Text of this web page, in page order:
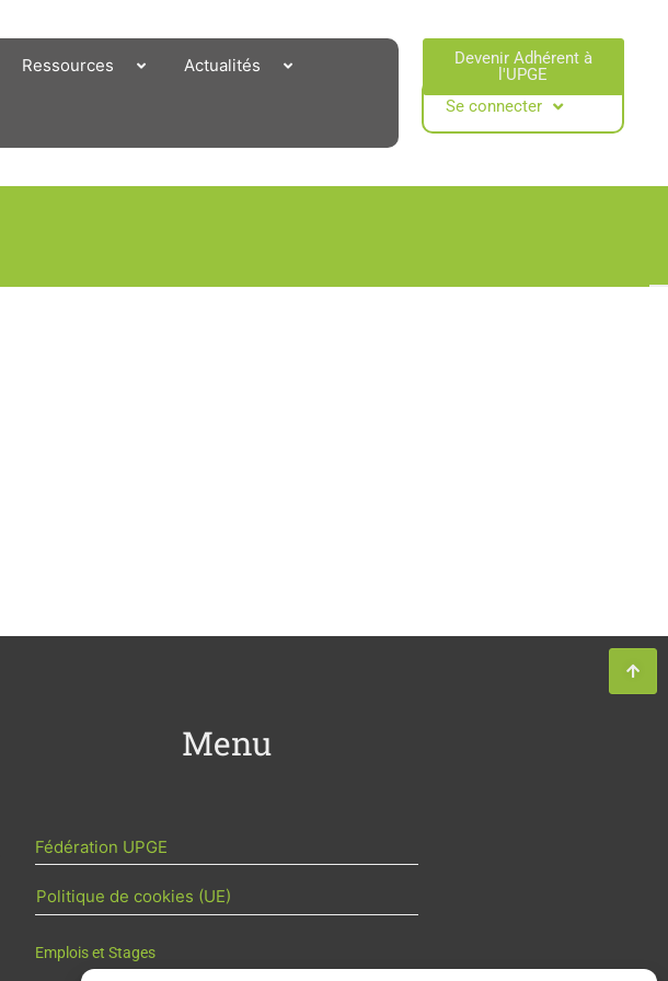
Ressources Actualités
Devenir Adhérent à
l'UPGE​
Se connecter
Menu
Fédération UPGE
Politique de cookies (UE)
Emplois et Stages